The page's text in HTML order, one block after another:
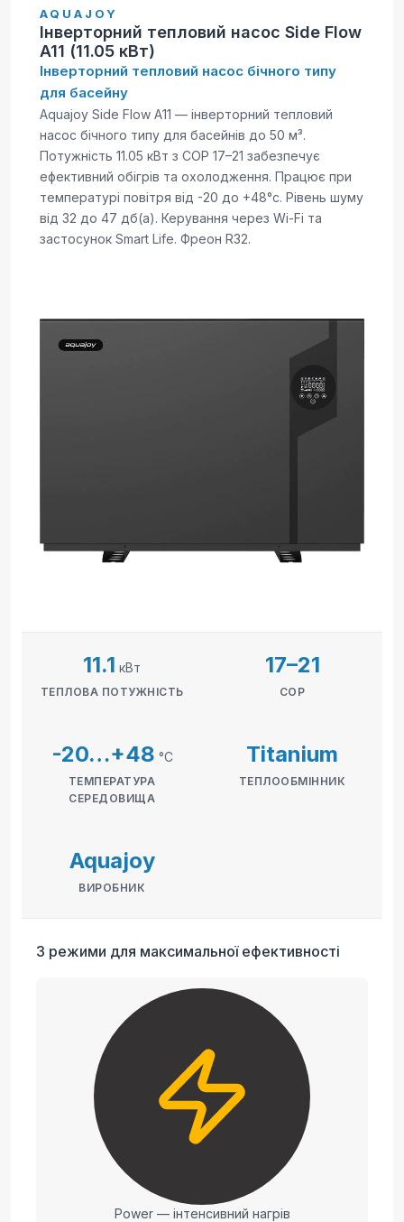
AQUAJOY
Інверторний тепловий насос Side Flow
A11 (11.05 кВт)
Інверторний тепловий насос бічного типу
для басейну
Aquajoy Side Flow A11 — інверторний тепловий
насос бічного типу для басейнів до 50 м³.
Потужність 11.05 кВт з COP 17–21 забезпечує
ефективний обігрів та охолодження. Працює при
температурі повітря від -20 до +48°c. Рівень шуму
від 32 до 47 дб(а). Керування через Wi-Fi та
застосунок Smart Life. Фреон R32.
11.1 кВт
ТЕПЛОВА ПОТУЖНІСТЬ
17–21
COP
-20…+48 °C
ТЕМПЕРАТУРА
СЕРЕДОВИЩА
Titanium
ТЕПЛООБМІННИК
Aquajoy
ВИРОБНИК
3 режими для максимальної ефективності
Power — інтенсивний нагрів